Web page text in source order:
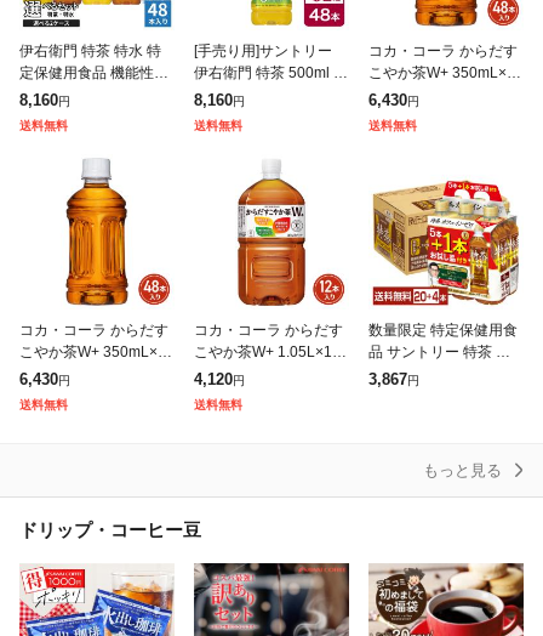
伊右衛門 特茶 特水 特
定保健用食品 機能性表
示食品 500ml 600ml ペ
ットボトル 選べる 48本
8,160円
送料無料
[手売り用]サントリー
伊右衛門 特茶 500ml 2
4本入り 2ケース(48本
SUNTORY いえもん 特
8,160円
送料無料
コカ・コーラ からだす
こやか茶W+ 350mL×48
本(24本×2ケース)PET
ラベルレス 特定保健用
6,430円
送料無料
コカ・コーラ からだす
こやか茶W+ 350mL×48
本(24本×2ケース)PET
ラベルレス 特定保健用
6,430円
送料無料
コカ・コーラ からだす
こやか茶W+ 1.05L×12
本(12本×1ケース) 特定
保健用食品 お茶 2605jc
4,120円
送料無料
数量限定 特定保健用食
品 サントリー 特茶 カ
フェインゼロ ZERO 50
3,867円
もっと見る
ドリップ・コーヒー豆